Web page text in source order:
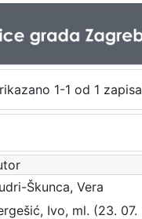
1-1 od 1 zapisa
Škunca, Vera